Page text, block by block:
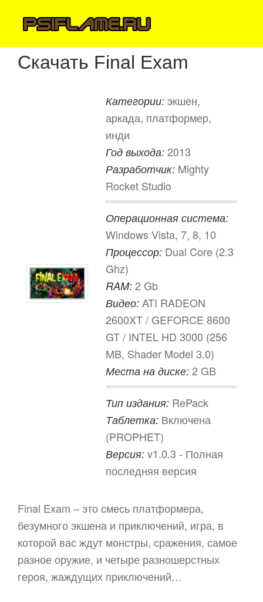
Скачать Final Exam
Категории: экшен,
аркада, платформер,
инди
Год выхода: 2013
Разработчик: Mighty
Rocket Studio
Операционная система:
Windows Vista, 7, 8, 10
Процессор: Dual Core (2.3
Ghz)
RAM: 2 Gb
Видео: ATI RADEON
2600XT / GEFORCE 8600
GT / INTEL HD 3000 (256
MB, Shader Model 3.0)
Места на диске: 2 GB
Тип издания: RePack
Таблетка: Включена
(PROPHET)
Версия: v1.0.3 - Полная
последняя версия
Final Exam – это смесь платформера,
безумного экшена и приключений, игра, в
которой вас ждут монстры, сражения, самое
разное оружие, и четыре разношерстных
героя, жаждущих приключений…